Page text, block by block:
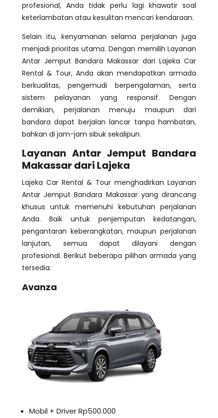
profesional, Anda tidak perlu lagi khawatir soal
keterlambatan atau kesulitan mencari kendaraan.
Selain itu, kenyamanan selama perjalanan juga
menjadi prioritas utama. Dengan memilih Layanan
Antar Jemput Bandara Makassar dari Lajeka Car
Rental & Tour, Anda akan mendapatkan armada
berkualitas, pengemudi berpengalaman, serta
sistem pelayanan yang responsif. Dengan
demikian, perjalanan menuju maupun dari
bandara dapat berjalan lancar tanpa hambatan,
bahkan di jam-jam sibuk sekalipun.
Layanan Antar Jemput Bandara
Makassar dari Lajeka
Lajeka Car Rental & Tour menghadirkan Layanan
Antar Jemput Bandara Makassar yang dirancang
khusus untuk memenuhi kebutuhan perjalanan
Anda. Baik untuk penjemputan kedatangan,
pengantaran keberangkatan, maupun perjalanan
lanjutan, semua dapat dilayani dengan
profesional. Berikut beberapa pilihan armada yang
tersedia:
Avanza
Mobil + Driver Rp500.000